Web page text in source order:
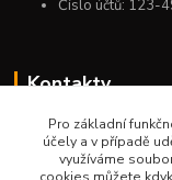
Číslo účtů: 123-
Kontakty
+420 775 954
9:00-12:00-13:00-16:00
Pro základní
účely a v případě
využíváme